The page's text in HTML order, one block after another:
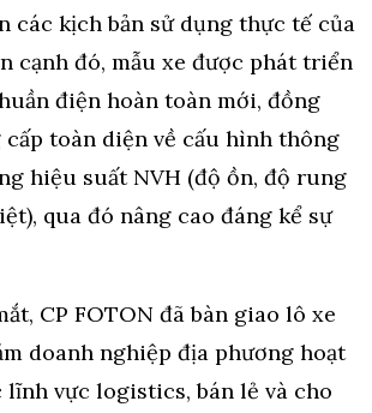
các kịch bản sử dụng thực tế của
cạnh đó, mẫu xe được phát triển
điện hoàn toàn mới, đồng
toàn diện về cấu hình thông
hiệu suất NVH (độ ồn, độ rung
qua đó nâng cao đáng kể sự
CP FOTON đã bàn giao lô xe
doanh nghiệp địa phương hoạt
vực logistics, bán lẻ và cho